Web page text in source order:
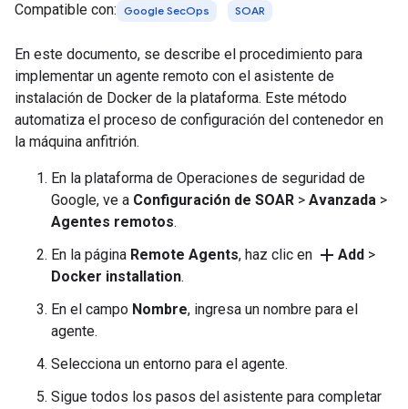
Compatible con: Google SecOps SOAR
En este documento, se describe el procedimiento para
implementar un agente remoto con el asistente de
instalación de Docker de la plataforma. Este método
automatiza el proceso de configuración del contenedor en
la máquina anfitrión.
En la plataforma de Operaciones de seguridad de
Google, ve a Configuración de SOAR > Avanzada >
Agentes remotos.
En la página Remote Agents, haz clic en add Add >
Docker installation.
En el campo Nombre, ingresa un nombre para el
agente.
Selecciona un entorno para el agente.
Sigue todos los pasos del asistente para completar